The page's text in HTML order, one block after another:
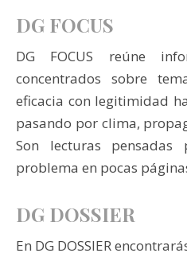
DG FOCUS
DG FOCUS reúne
concentrados sobre
eficacia con legitimidad
pasando por clima,
Son lecturas
problema en pocas
DG DOSSIER
En DG DOSSIER